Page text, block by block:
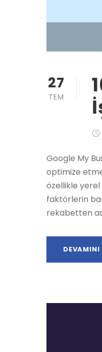
27
TEM
Google My
optimize
özellikle
faktörlerin
rekabetten
DEVAMINI